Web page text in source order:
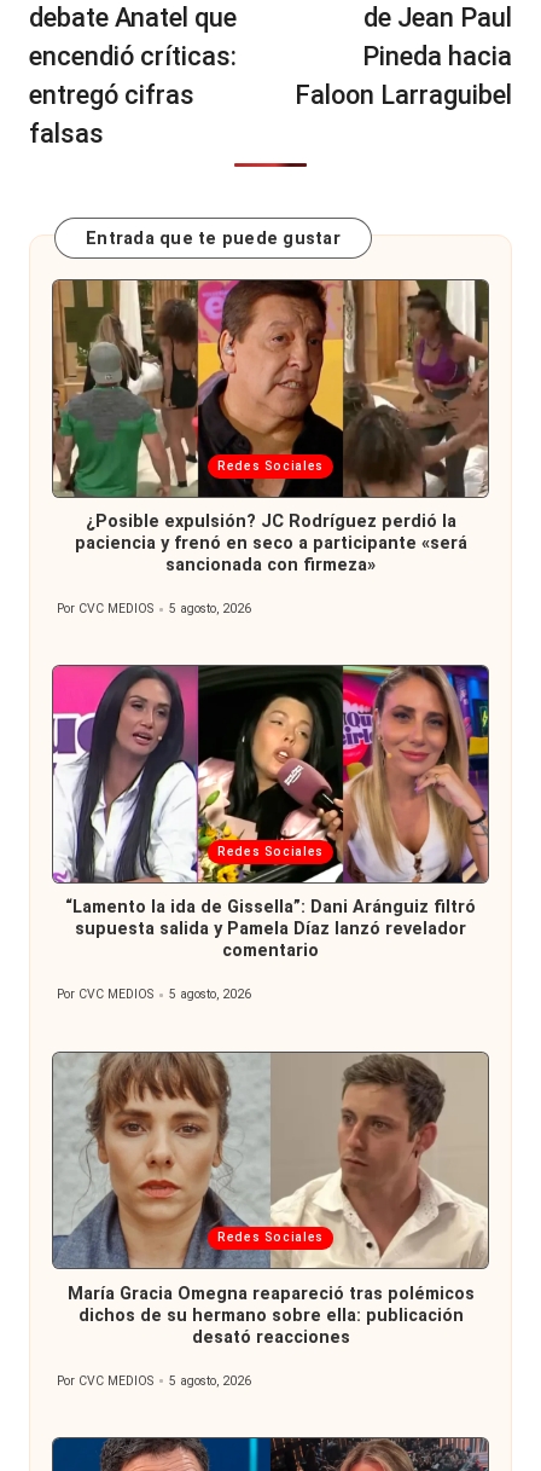
debate Anatel que
encendió críticas:
entregó cifras
falsas
de Jean Paul
Pineda hacia
Faloon Larraguibel
Entrada que te puede gustar
Publicada
en
Redes Sociales
¿Posible expulsión? JC Rodríguez perdió la
paciencia y frenó en seco a participante «será
sancionada con firmeza»
Publicado
Por CVC MEDIOS 5 agosto, 2026
Publicada
en
Redes Sociales
“Lamento la ida de Gissella”: Dani Aránguiz filtró
supuesta salida y Pamela Díaz lanzó revelador
comentario
Publicado
Por CVC MEDIOS 5 agosto, 2026
Publicada
en
Redes Sociales
María Gracia Omegna reapareció tras polémicos
dichos de su hermano sobre ella: publicación
desató reacciones
Publicado
Por CVC MEDIOS 5 agosto, 2026